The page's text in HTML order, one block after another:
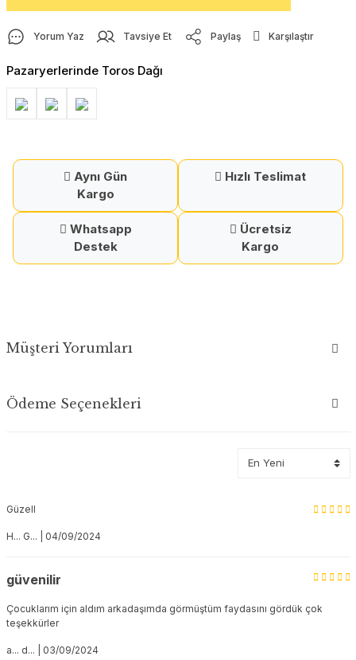
Yorum Yaz Tavsiye Et Paylaş Karşılaştır
Pazaryerlerinde Toros Dağı
Aynı Gün
Kargo
Hızlı Teslimat
Whatsapp
Destek
Ücretsiz
Kargo
Müşteri Yorumları
Ödeme Seçenekleri
Güzell
H... G... | 04/09/2024
güvenilir
Çocuklarım için aldım arkadaşımda görmüştüm faydasını gördük çok
teşekkürler
a... d... | 03/09/2024